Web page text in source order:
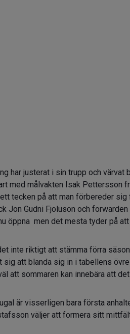
har justerat i sin trupp och
med målvakten Isak Pettersson
tecken på att man förbereder
Jon Gudni Fjoluson och
öppna men det mesta tyder på
inte riktigt att stämma förra
sig att blanda sig in i tabellens
att sommaren kan innebära att
är visserligen bara första
väljer att formera sitt